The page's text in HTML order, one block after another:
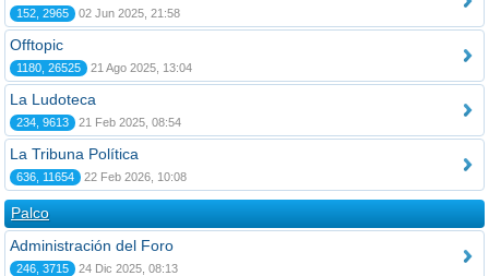
152, 2965 02 Jun 2025, 21:58
Offtopic
1180, 26525 21 Ago 2025, 13:04
La Ludoteca
234, 9613 21 Feb 2025, 08:54
La Tribuna Política
636, 11654 22 Feb 2026, 10:08
Palco
Administración del Foro
246, 3715 24 Dic 2025, 08:13